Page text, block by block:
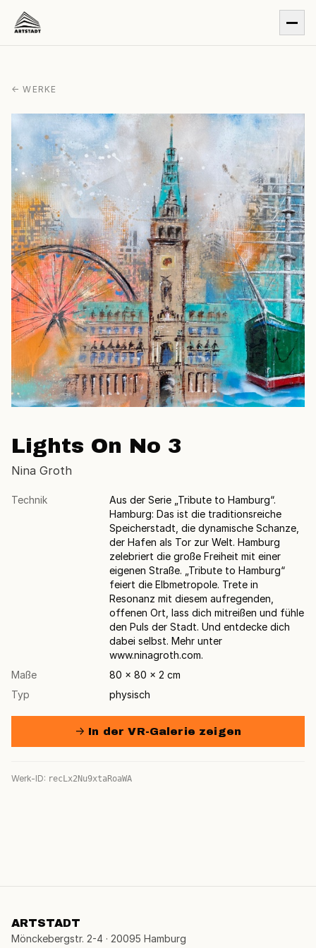
← WERKE
Lights On No 3
Nina Groth
Technik
Aus der Serie „Tribute to Hamburg“.
Hamburg: Das ist die traditionsreiche
Speicherstadt, die dynamische Schanze,
der Hafen als Tor zur Welt. Hamburg
zelebriert die große Freiheit mit einer
eigenen Straße. „Tribute to Hamburg“
feiert die Elbmetropole. Trete in
Resonanz mit diesem aufregenden,
offenen Ort, lass dich mitreißen und fühle
den Puls der Stadt. Und entdecke dich
dabei selbst. Mehr unter
www.ninagroth.com.
Maße
80 × 80 × 2 cm
Typ
physisch
→ In der VR-Galerie zeigen
Werk-ID: recLx2Nu9xtaRoaWA
ARTSTADT
Mönckebergstr. 2-4 · 20095 Hamburg